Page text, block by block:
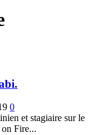
0
et stagiaire sur le
on Fire...